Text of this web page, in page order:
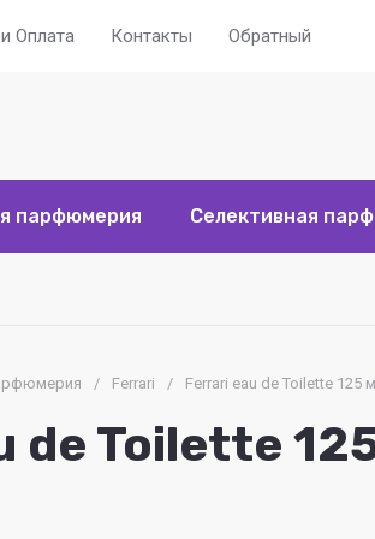
Оплата Контакты Обратный звонок
парфюмерия Селективная
/ Ferrari / Ferrari eau de Toilette 125
de Toilette